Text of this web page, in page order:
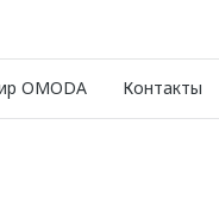
OMODA Контакты